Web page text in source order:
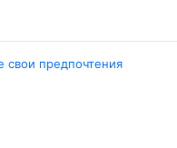
свои предпочтения